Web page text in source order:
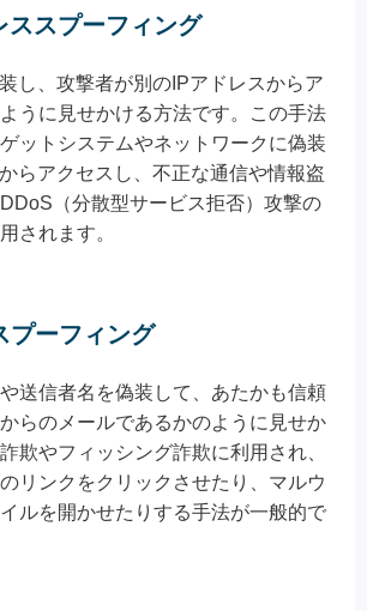
ススプーフィング
し、攻撃者が別のIPアドレスからア
うに見せかける方法です。この手法
ットシステムやネットワークに偽装
らアクセスし、不正な通信や情報盗
（分散型サービス拒否）攻撃の
されます。
プーフィング
送信者名を偽装して、あたかも信頼
らのメールであるかのように見せか
欺やフィッシング詐欺に利用され、
リンクをクリックさせたり、マルウ
ルを開かせたりする手法が一般的で